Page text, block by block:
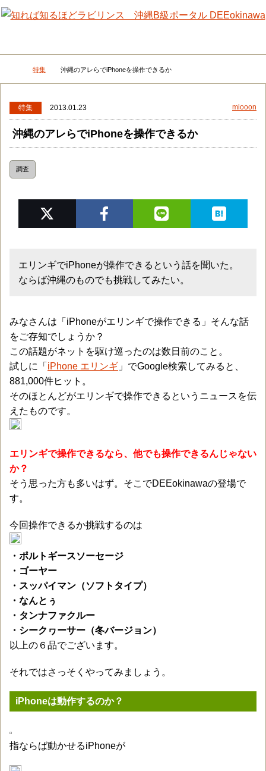
メニュー 検
DEEokinawaトップ
特集 沖縄のアレらでiPhoneを操作できるか
特集 2013.01.23 miooon
沖縄のアレらでiPhoneを操作できるか
調査
エリンギでiPhoneが操作できるという話を聞いた。
ならば沖縄のものでも挑戦してみたい。
みなさんは「iPhoneがエリンギで操作できる」そんな話
をご存知でしょうか？
この話題がネットを駆け巡ったのは数日前のこと。
試しに「 iPhone エリンギ 」でGoogle検索してみると、
881,000件ヒット。
そのほとんどがエリンギで操作できるというニュースを伝
えたものです。
エリンギで操作できるなら、他でも操作できるんじゃない
か？
そう思った方も多いはず。そこでDEEokinawaの登場で
す。
今回操作できるか挑戦するのは
・ポルトギースソーセージ
・ゴーヤー
・スッパイマン（ソフトタイプ）
・なんとぅ
・タンナファクルー
・シークヮーサー（冬バージョン）
以上の６品でございます。
それではさっそくやってみましょう。
iPhoneは動作するのか？
指ならば動かせるiPhoneが